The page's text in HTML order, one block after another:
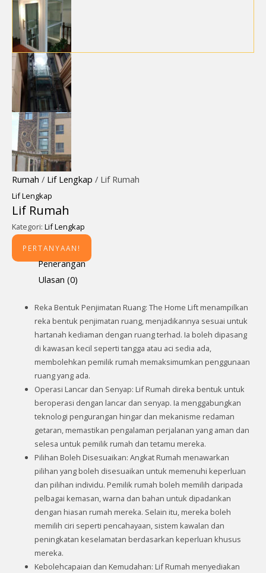
Rumah / Lif Lengkap / Lif Rumah
Lif Lengkap
Lif Rumah
Kategori: Lif Lengkap
PERTANYAAN!
Penerangan
Ulasan (0)
Reka Bentuk Penjimatan Ruang: The Home Lift menampilkan
reka bentuk penjimatan ruang, menjadikannya sesuai untuk
hartanah kediaman dengan ruang terhad. Ia boleh dipasang
di kawasan kecil seperti tangga atau aci sedia ada,
membolehkan pemilik rumah memaksimumkan penggunaan
ruang yang ada.
Operasi Lancar dan Senyap: Lif Rumah direka bentuk untuk
beroperasi dengan lancar dan senyap. Ia menggabungkan
teknologi pengurangan hingar dan mekanisme redaman
getaran, memastikan pengalaman perjalanan yang aman dan
selesa untuk pemilik rumah dan tetamu mereka.
Pilihan Boleh Disesuaikan: Angkat Rumah menawarkan
pilihan yang boleh disesuaikan untuk memenuhi keperluan
dan pilihan individu. Pemilik rumah boleh memilih daripada
pelbagai kemasan, warna dan bahan untuk dipadankan
dengan hiasan rumah mereka. Selain itu, mereka boleh
memilih ciri seperti pencahayaan, sistem kawalan dan
peningkatan keselamatan berdasarkan keperluan khusus
mereka.
Kebolehcapaian dan Kemudahan: Lif Rumah menyediakan